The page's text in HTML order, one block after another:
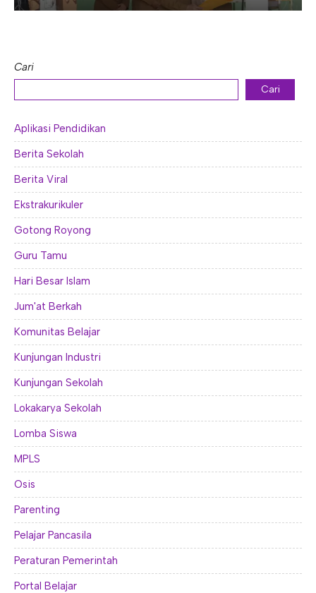
Cari
Cari
Aplikasi Pendidikan
Berita Sekolah
Berita Viral
Ekstrakurikuler
Gotong Royong
Guru Tamu
Hari Besar Islam
Jum'at Berkah
Komunitas Belajar
Kunjungan Industri
Kunjungan Sekolah
Lokakarya Sekolah
Lomba Siswa
MPLS
Osis
Parenting
Pelajar Pancasila
Peraturan Pemerintah
Portal Belajar